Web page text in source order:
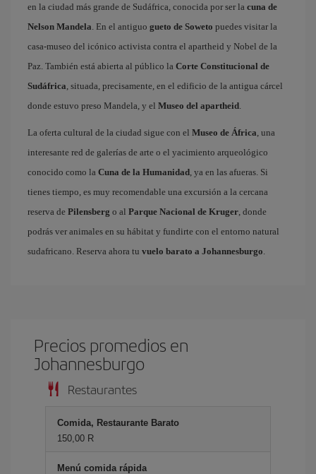
en la ciudad más grande de Sudáfrica, conocida por ser la cuna de
Nelson Mandela. En el antiguo gueto de Soweto puedes visitar la
casa-museo del icónico activista contra el apartheid y Nobel de la
Paz. También está abierta al público la Corte Constitucional de
Sudáfrica, situada, precisamente, en el edificio de la antigua cárcel
donde estuvo preso Mandela, y el Museo del apartheid.
La oferta cultural de la ciudad sigue con el Museo de África, una
interesante red de galerías de arte o el yacimiento arqueológico
conocido como la Cuna de la Humanidad, ya en las afueras. Si
tienes tiempo, es muy recomendable una excursión a la cercana
reserva de Pilensberg o al Parque Nacional de Kruger, donde
podrás ver animales en su hábitat y fundirte con el entorno natural
sudafricano. Reserva ahora tu vuelo barato a Johannesburgo.
Precios promedios en
Johannesburgo
Restaurantes
Comida, Restaurante Barato
150,00 R
Menú comida rápida